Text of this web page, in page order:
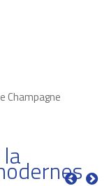
Champagne